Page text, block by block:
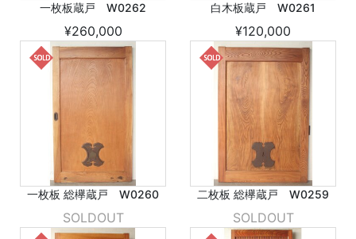
一枚板蔵戸 W0262
¥260,000
白木板蔵戸 W0261
¥120,000
一枚板 総欅蔵戸 W0260
SOLDOUT
二枚板 総欅蔵戸 W0259
SOLDOUT